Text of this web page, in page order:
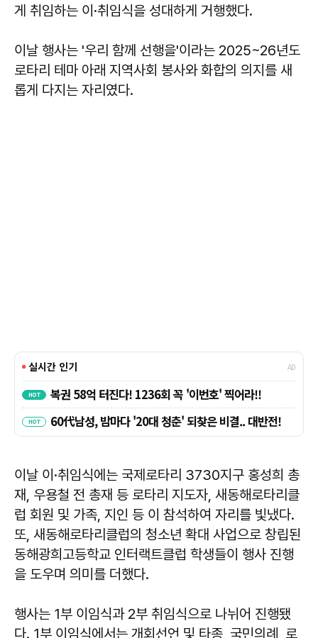
게 취임하는 이·취임식을 성대하게 거행했다.
이날 행사는 '우리 함께 선행을'이라는 2025~26년도
로타리 테마 아래 지역사회 봉사와 화합의 의지를 새
롭게 다지는 자리였다.
이날 이·취임식에는 국제로타리 3730지구 홍성희 총
재, 우용철 전 총재 등 로타리 지도자, 새동해로타리클
럽 회원 및 가족, 지인 등 이 참석하여 자리를 빛냈다.
또, 새동해로타리클럽의 청소년 확대 사업으로 창립된
동해광희고등학교 인터랙트클럽 학생들이 행사 진행
을 도우며 의미를 더했다.
행사는 1부 이임식과 2부 취임식으로 나뉘어 진행됐
다. 1부 이임식에서는 개회선언 및 타종, 국민의례, 로